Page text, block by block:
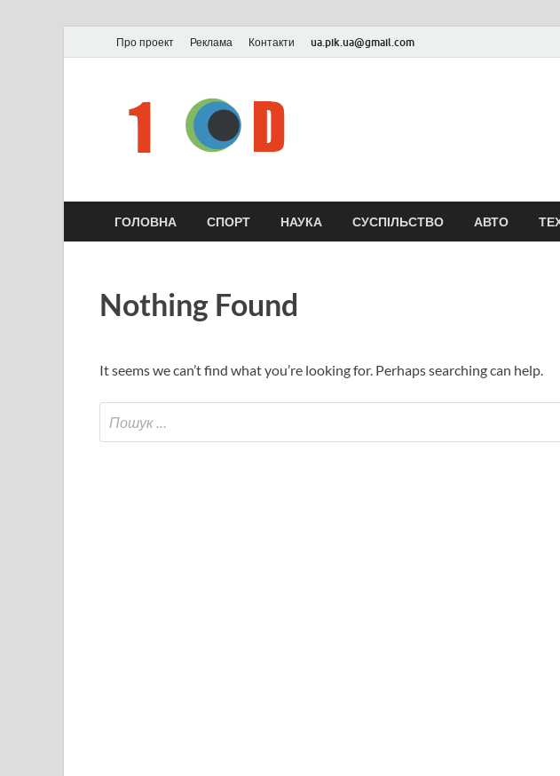
Про проект Реклама Контакти ua.pik.ua@gmail.com
ГОЛОВНА СПОРТ НАУКА СУСПІЛЬСТВО АВТО
Nothing Found
It seems we can’t find what you’re looking for. Perhaps searching can help.